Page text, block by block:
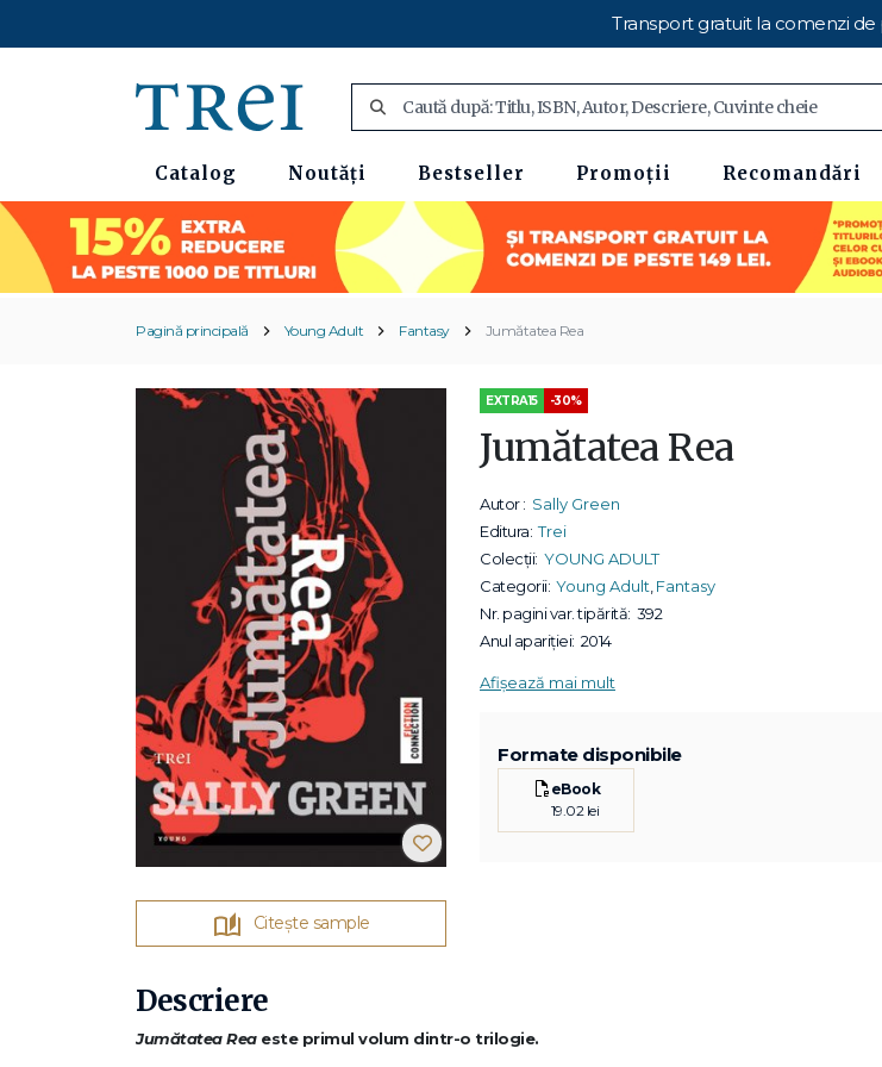
Transport gratuit la comenzi de
Catalog Noutăți Bestseller Promoții Recomandări
Pagină principală Young Adult Fantasy Jumătatea Rea
Citește sample
EXTRA15 -30%
Jumătatea Rea
Autor : Sally Green
Editura: Trei
Colecții: YOUNG ADULT
Categorii: Young Adult Fantasy
Nr. pagini var. tipărită: 392
Anul apariției: 2014
Afișează mai mult
Formate disponibile
eBook
19.02 lei
Descriere
Jumătatea Reaeste primul volum dintr-o trilogie.